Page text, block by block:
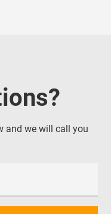
and we will call you